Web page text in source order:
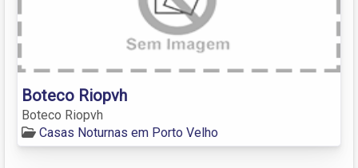
Boteco Riopvh
Boteco Riopvh
Casas Noturnas em Porto Velho